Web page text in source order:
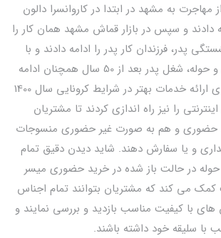
مهاجرت به مشهد در ابتدا در کاروانسرا دالون
دادند و سپس در بازار قماش مشهد همان کار را
پدر، فرزندان کار پدر را ادامه دادند و با
فروش انواع روفرشی و حوله، شغل پدر بعد از 50 سال همچنان ادامه
دارد. حال فرزندان برای ارائه خدمات بهتر در شرایط کرونایی سال 1400
را نیز راه اندازی کردند تا مشتریان
حضوری و هم به صورت غیر حضوری منسوجات
و یا سفارش دهند. شاید دیدن دقیق تمام
در حالت باز شده در خرید حضوری میسر
کمک می کند که مشتریان بتوانند تمام اجناس
های با کیفیت مناسب بازدید و بررسی نمایند و
با سلیقه خود داشته باشند.